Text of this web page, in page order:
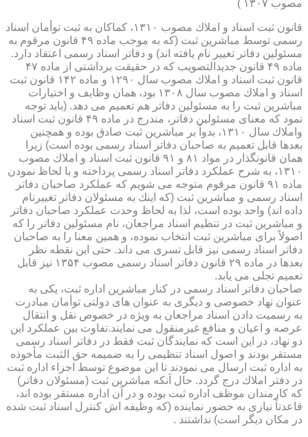
مصوب ۱۳۰۷ )
قانون ثبت اسناد و املاك مصوب ۱۳۱۰، كماكان به ثبت توأمان اسناد
رسمی توسط مباشرین ثبت (كه به موجب ماده ۴۹ قانون مرقوم به
مسئولین دفاتر تغییر نام یافته اند) و دفاتر اسناد رسمی اعتقاد دارد.
ماده ۴۹ قانون جدیدالتصویب كه در حقیقت برداشتی از ماده ۴۷
قانون ثبت اسناد و املاك مصوب سال ۱۲۹۰ و ماده ۱۴۲ قانون ثبت
اسناد و املاك مصوب سال ۱۳۰۸ بود، همان وظایف و اختیارات
مباشرین ثبت را به مسئولین دفاتر هم تعمیم می دهد. (باید توجه
نمود كه معنای مسئولین دفاتر، مندرج در ماده ۴۹ قانون ثبت اسناد
واملاك سال ۱۳۱۰، بدواً بر مباشرین ثبت صادق بوده و همچنین
بعدها قابل تعمیم به صاحبان دفاتر اسناد رسمی بوده است) زیرا
همان قانونگذار در مواد ۸۱ و ۹۱ قانون ثبت اسناد و املاك مصوب
۱۳۱۰، به شرح عملكرد دفاتر اسناد رسمی پرداخته و با لحاظ نمودن
ماده ۹۱ قانون مرقوم متوجه می شویم كه عملكرد صاحبان دفاتر
اسناد رسمی و مباشرین ثبت (كه اینك به مسئولان دفاتر تغییرنام
داده اند) واحد بوده است، لذا به لحاظ وحدت عملكرد صاحبان دفاتر
و مباشرین ثبت در تنظیم اسناد مراجعان، نام مسئولین دفاتر را كه
اصولاً برای مباشرین ثبت انتخاب نموده، و همین معنا را به صاحبان
دفاتر اسناد رسمی نیز قابل تسری می داند. حتی این نقطه نظر
بعدها در ماده ۲۹ قانون دفاتر اسناد رسمی مصوب ۱۳۵۴ نیز قابل
تعمیم تجلی می یابد.
صاحبان دفاتر اسناد رسمی در كنار مباشرین اداره ثبت، یكی به
عنوان نهاد خصوصی و دیگری به عنوان های دولتی توأمان مبادرت
به رسمیت دادن اسناد مراجعان به ویژه در خصوص نقل و انتقال
عرصه و اعیان و منافع غیرمنقول می نمایند.تفاوت بین عملكرد این
دو نهاد، در این است كه نمایندگان ثبت فقط در دفاتر اسناد رسمی
مستقر بودند و اصول اسناد تنظیمی را به ضمیمه حق الثبت مأخوذه
به اداره ثبت ارسال می نمودند تا این موضوع توسط اجزاء اداره ثبت
در دفتر املاك درج گردد. حال آنكه مباشرین ثبت (مسئولان دفاتر)
كه كارمندان موظف اداره ثبت بوده و در آن اداره مستقر بوده اند،
قاعدتاً نیازی به حضور نماینده (كه وظیفه اش كنترل اسناد ثبت شده
در مكان دیگر است) نداشتند .